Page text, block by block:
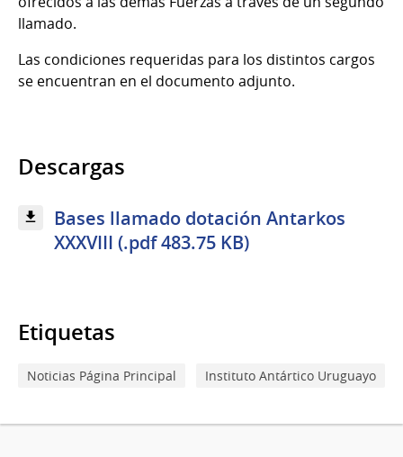
llamado.
Las condiciones requeridas para los distintos cargos
se encuentran en el documento adjunto.
Descargas
Bases llamado dotación Antarkos
XXXVIII (.pdf 483.75 KB)
Etiquetas
Noticias Página Principal Instituto Antártico Uruguayo